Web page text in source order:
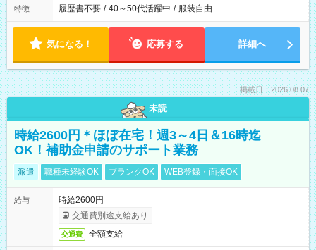
特徴 履歴書不要 / 40～50代活躍中 / 服装自由
気になる！ 応募する 詳細へ
掲載日：2026.08.07
未読
時給2600円＊ほぼ在宅！週3～4日＆16時迄
OK！補助金申請のサポート業務
派遣 職種未経験OK ブランクOK WEB登録・面接OK
給与
時給2600円
交通費別途支給あり
交通費 全額支給